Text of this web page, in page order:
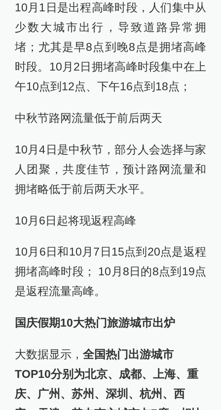
10月1日是出程高峰时段，人们集中从
少数大城市出行，导致道路异常拥
堵；尤其是早8点到晚8点是拥堵高峰
时段。10月2日拥堵高峰时段集中在上
午10点到12点、下午16点到18点；
中秋节路网流量低于前后两天
10月4日是中秋节，部分人会选择与家
人团聚，共度佳节，预计路网流量和
拥堵略低于前后两天水平。
10月6日起将现返程高峰
10月6日和10月7日15点到20点是返程
拥堵高峰时段； 10月8日的8点到19点
是返程流量高峰。
国庆假期10大热门旅游城市出炉
​大数据显示， 全国热门出游城市
TOP10分别为北京、成都、上海、重
庆、广州、苏州、深圳、杭州、西